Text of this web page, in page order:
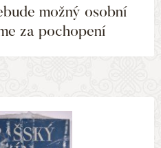
možný osobní
za pochopení